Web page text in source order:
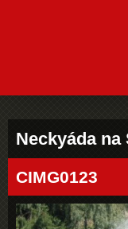
Neckyáda
CIMG0123